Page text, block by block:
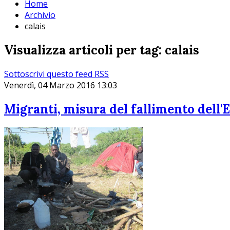
Home
Archivio
calais
Visualizza articoli per tag: calais
Sottoscrivi questo feed RSS
Venerdì, 04 Marzo 2016 13:03
Migranti, misura del fallimento